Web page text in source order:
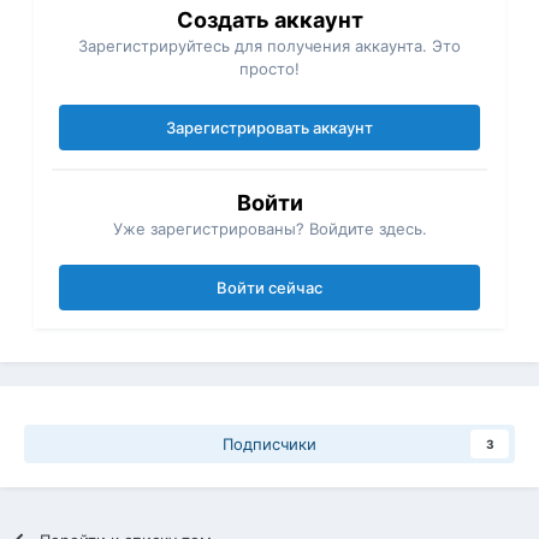
Создать аккаунт
Зарегистрируйтесь для получения аккаунта. Это
просто!
Зарегистрировать аккаунт
Войти
Уже зарегистрированы? Войдите здесь.
Войти сейчас
Подписчики 3